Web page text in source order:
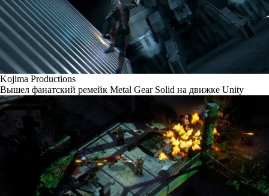
Kojima Productions
Вышел фанатский ремейк Metal Gear Solid на движке Unity